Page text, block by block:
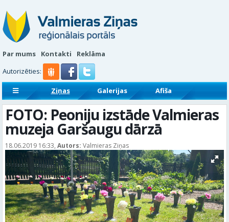
Par mums Kontakti
Reklāma
Autorizēties:
Ziņas Galerijas
Afiša
Sludinājumi
Reklāmraksti
FOTO: Peoniju izstāde Valmieras
muzeja Garšaugu dārzā
18.06.2019 16:33, Autors: Valmieras Ziņas